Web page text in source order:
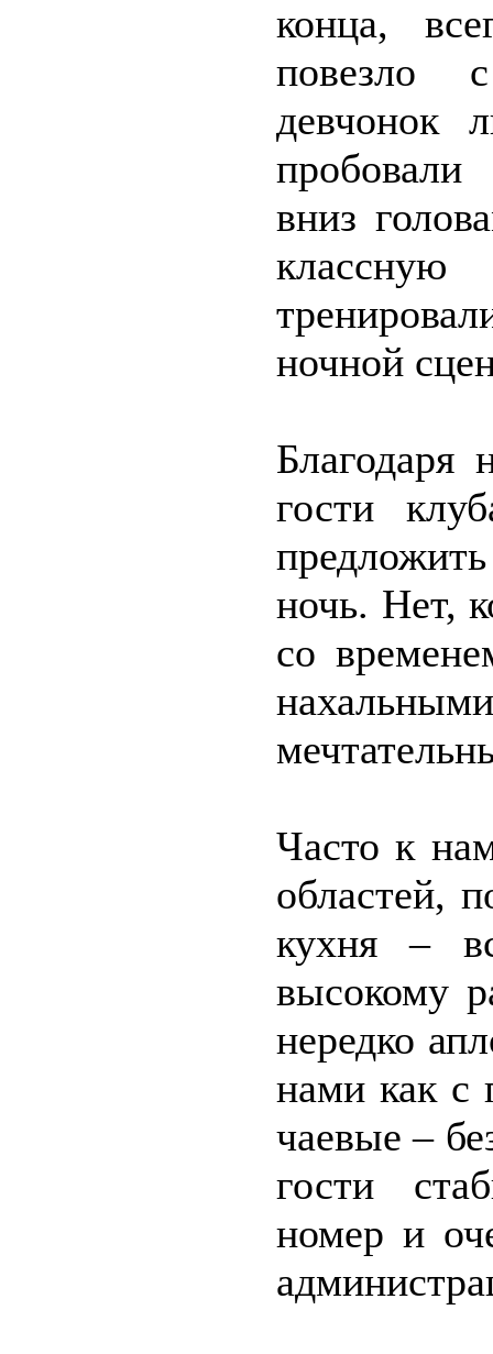
конца,
повезло
девчонок
вниз
ночной
Благодаря
гости
ночь. Нет,
со
Часто к
областей,
кухня –
высокому
нередко
нами как с
чаевые –
гости
номер и